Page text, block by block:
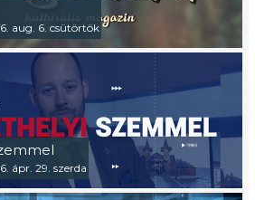
aug. 6. csütörtök
ápr. 29. szerda